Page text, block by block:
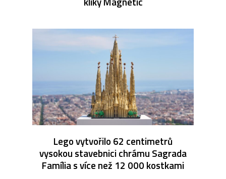
Lego vytvořilo 62 centimetrů
vysokou stavebnici chrámu Sagrada
Família s více než 12 000 kostkami